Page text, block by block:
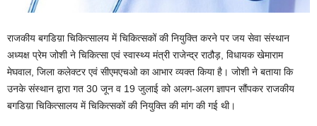
राजकीय बगडिय़ा चिकित्सालय में चिकित्सकों की नियुक्ति करने पर जय सेवा संस्थान
अध्यक्ष प्रेम जोशी ने चिकित्सा एवं स्वास्थ्य मंत्री राजेन्द्र राठौड़, विधायक खेमाराम
मेघवाल, जिला कलेक्टर एवं सीएमएचओ का आभार व्यक्त किया है। जोशी ने बताया कि
उनके संस्थान द्वारा गत 30 जून व 19 जुलाई को अलग-अलग ज्ञापन सौंपकर राजकीय
बगडिय़ा चिकित्सालय में चिकित्सकों की नियुक्ति की मांग की गई थी।